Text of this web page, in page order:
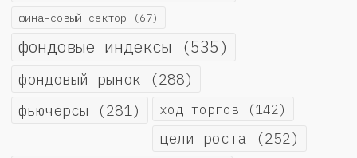
финансовый сектор (67)
фондовые индексы (535)
фондовый рынок (288)
фьючерсы (281) ход торгов (142)
цели роста (252)